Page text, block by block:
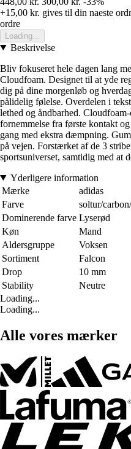
+15,00 kr. gives til din naeste
ordre
Loading...
Beskrivelse
Bliv fokuseret hele dagen lang
Cloudfoam. Designet til at yde
dig på dine morgenløb og
pålidelig følelse. Overdelen i
lethed og åndbarhed.
fornemmelse fra første kontakt
gang med ekstra dæmpning.
på vejen. Forstærket af de 3
sportsuniverset, samtidig med at
Yderligere information
Mærke
adidas
Farve
soltur/
Dominerende farve Lyserød
Køn
Mand
Aldersgruppe
Voksen
Sortiment
Falcon
Drop
10 mm
Stability
Neutre
Loading...
Loading...
Alle vores mærker